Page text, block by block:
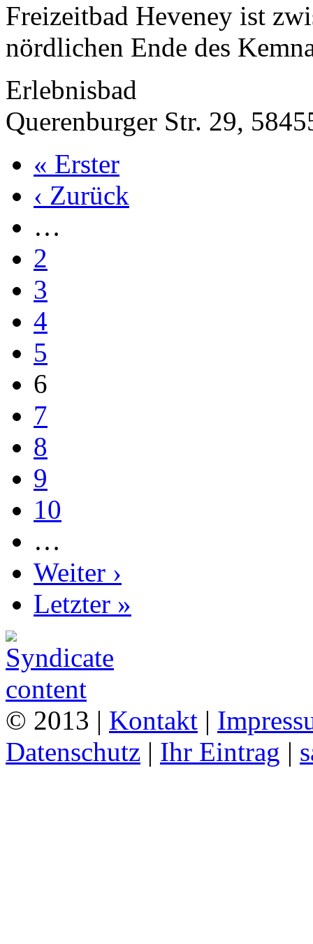
Freizeitbad Heveney ist
nördlichen Ende des
Erlebnisbad
Querenburger Str. 29,
« Erster
‹ Zurück
…
2
3
4
5
6
7
8
9
10
…
Weiter ›
Letzter »
© 2013 | Kontakt |
Datenschutz | Ihr Eintrag |